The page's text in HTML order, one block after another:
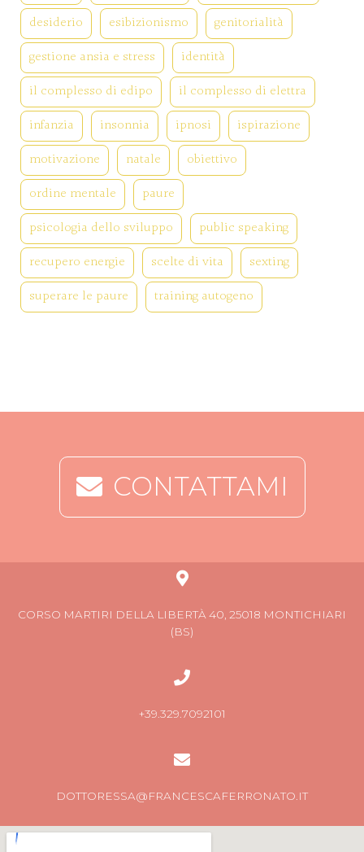
desiderio
esibizionismo
genitorialità
gestione ansia e stress
identità
il complesso di edipo
il complesso di elettra
infanzia
insonnia ipnosi
ispirazione
motivazione
natale
obiettivo
ordine mentale
paure
psicologia dello sviluppo
public speaking
recupero energie
scelte di vita
sexting
superare le paure
training autogeno
CONTATTAMI
CORSO MARTIRI DELLA LIBERTÀ 40, 25018 MONTICHIARI
(BS)
+39.329.7092101
DOTTORESSA@FRANCESCAFERRONATO.IT